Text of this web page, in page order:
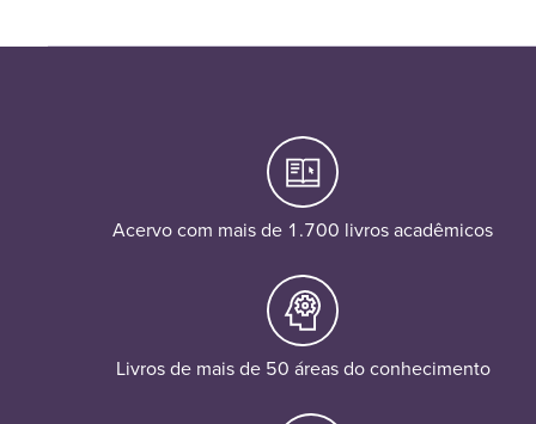
Acervo com mais de 1.700 livros acadêmicos
Livros de mais de 50 áreas do conhecimento